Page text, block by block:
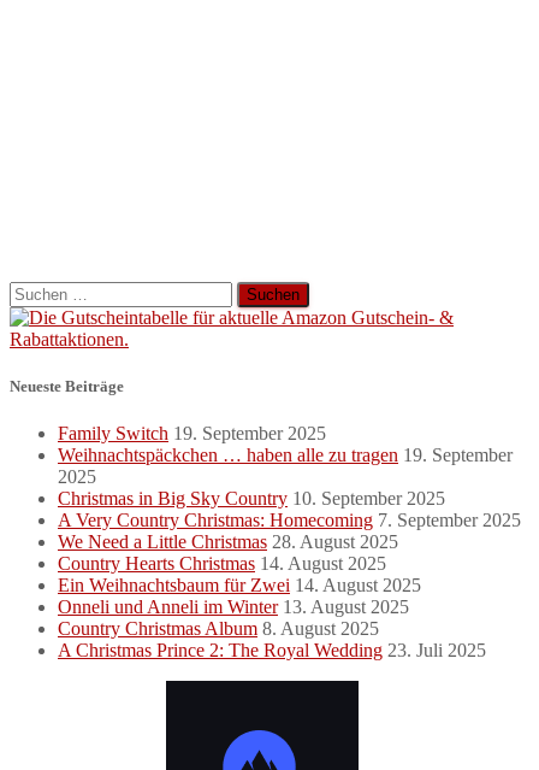
Suchen
nach:
Neueste Beiträge
Family Switch 19. September 2025
Weihnachtspäckchen … haben alle zu tragen 19. September
2025
Christmas in Big Sky Country 10. September 2025
A Very Country Christmas: Homecoming 7. September 2025
We Need a Little Christmas 28. August 2025
Country Hearts Christmas 14. August 2025
Ein Weihnachtsbaum für Zwei 14. August 2025
Onneli und Anneli im Winter 13. August 2025
Country Christmas Album 8. August 2025
A Christmas Prince 2: The Royal Wedding 23. Juli 2025